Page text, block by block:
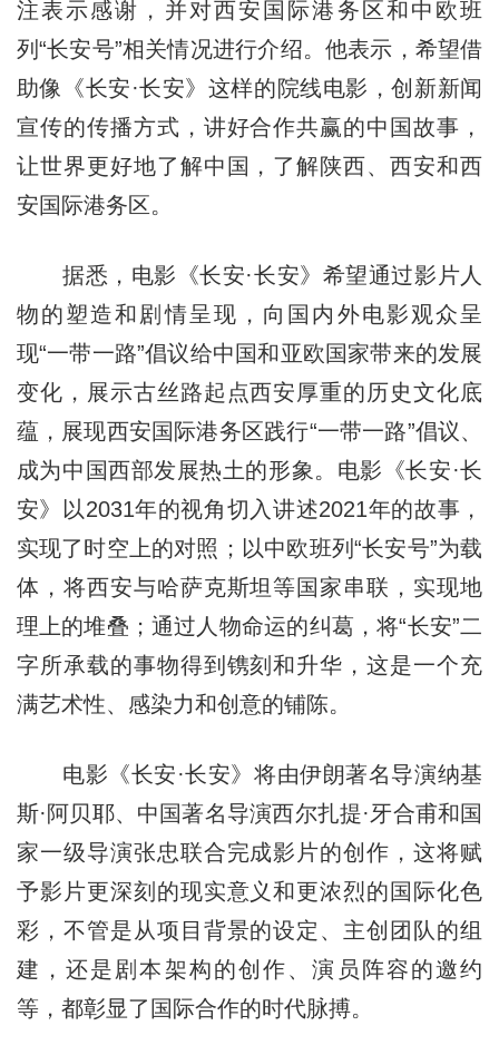
注表示感谢，并对西安国际港务区和中欧班
列“长安号”相关情况进行介绍。他表示，希望借
助像《长安·长安》这样的院线电影，创新新闻
宣传的传播方式，讲好合作共赢的中国故事，
让世界更好地了解中国，了解陕西、西安和西
安国际港务区。
据悉，电影《长安·长安》希望通过影片人
物的塑造和剧情呈现，向国内外电影观众呈
现“一带一路”倡议给中国和亚欧国家带来的发展
变化，展示古丝路起点西安厚重的历史文化底
蕴，展现西安国际港务区践行“一带一路”倡议、
成为中国西部发展热土的形象。电影《长安·长
安》以2031年的视角切入讲述2021年的故事，
实现了时空上的对照；以中欧班列“长安号”为载
体，将西安与哈萨克斯坦等国家串联，实现地
理上的堆叠；通过人物命运的纠葛，将“长安”二
字所承载的事物得到镌刻和升华，这是一个充
满艺术性、感染力和创意的铺陈。
电影《长安·长安》将由伊朗著名导演纳基
斯·阿贝耶、中国著名导演西尔扎提·牙合甫和国
家一级导演张忠联合完成影片的创作，这将赋
予影片更深刻的现实意义和更浓烈的国际化色
彩，不管是从项目背景的设定、主创团队的组
建，还是剧本架构的创作、演员阵容的邀约
等，都彰显了国际合作的时代脉搏。